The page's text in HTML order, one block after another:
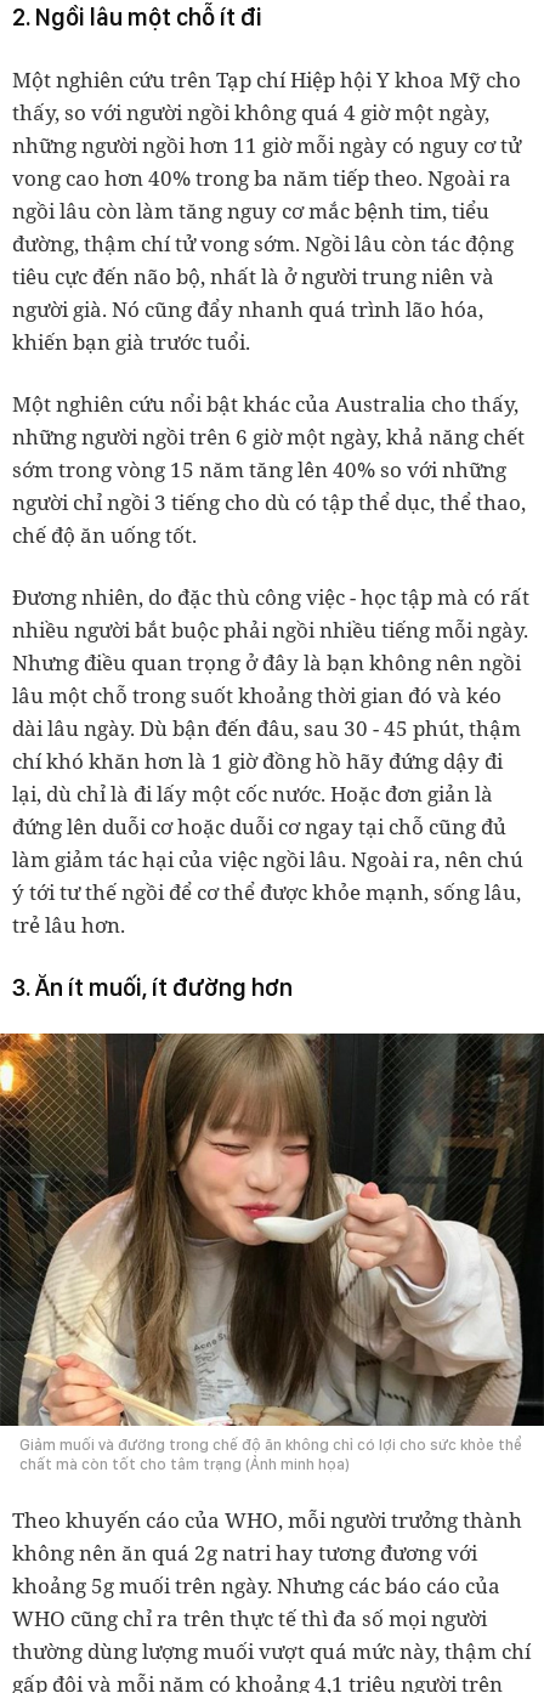
2. Ngồi lâu một chỗ ít đi
Một nghiên cứu trên Tạp chí Hiệp hội Y khoa Mỹ cho
thấy, so với người ngồi không quá 4 giờ một ngày,
những người ngồi hơn 11 giờ mỗi ngày có nguy cơ tử
vong cao hơn 40% trong ba năm tiếp theo. Ngoài ra
ngồi lâu còn làm tăng nguy cơ mắc bệnh tim, tiểu
đường, thậm chí tử vong sớm. Ngồi lâu còn tác động
tiêu cực đến não bộ, nhất là ở người trung niên và
người già. Nó cũng đẩy nhanh quá trình lão hóa,
khiến bạn già trước tuổi.
Một nghiên cứu nổi bật khác của Australia cho thấy,
những người ngồi trên 6 giờ một ngày, khả năng chết
sớm trong vòng 15 năm tăng lên 40% so với những
người chỉ ngồi 3 tiếng cho dù có tập thể dục, thể thao,
chế độ ăn uống tốt.
Đương nhiên, do đặc thù công việc - học tập mà có rất
nhiều người bắt buộc phải ngồi nhiều tiếng mỗi ngày.
Nhưng điều quan trọng ở đây là bạn không nên ngồi
lâu một chỗ trong suốt khoảng thời gian đó và kéo
dài lâu ngày. Dù bận đến đâu, sau 30 - 45 phút, thậm
chí khó khăn hơn là 1 giờ đồng hồ hãy đứng dậy đi
lại, dù chỉ là đi lấy một cốc nước. Hoặc đơn giản là
đứng lên duỗi cơ hoặc duỗi cơ ngay tại chỗ cũng đủ
làm giảm tác hại của việc ngồi lâu. Ngoài ra, nên chú
ý tới tư thế ngồi để cơ thể được khỏe mạnh, sống lâu,
trẻ lâu hơn.
3. Ăn ít muối, ít đường hơn
Giảm muối và đường trong chế độ ăn không chỉ có lợi cho sức khỏe thể
chất mà còn tốt cho tâm trạng (Ảnh minh họa)
Theo khuyến cáo của WHO, mỗi người trưởng thành
không nên ăn quá 2g natri hay tương đương với
khoảng 5g muối trên ngày. Nhưng các báo cáo của
WHO cũng chỉ ra trên thực tế thì đa số mọi người
thường dùng lượng muối vượt quá mức này, thậm chí
gấp đôi và mỗi năm có khoảng 4,1 triệu người trên